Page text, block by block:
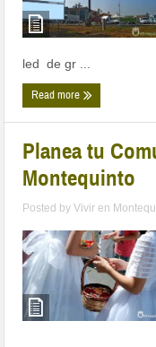
led de gr ...
Read more
Planea tu
Montequinto
Posted byVivir en